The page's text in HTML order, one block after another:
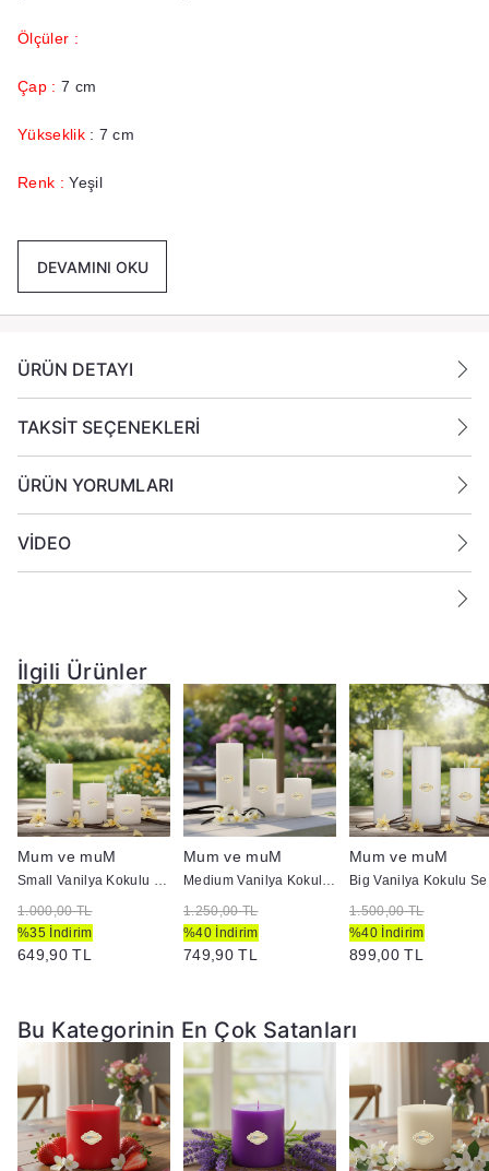
Ölçüler :
Çap : 7 cm
Yükseklik: 7 cm
Renk : Yeşil
Yanma Süresi:20+ Saat
Ek Bilgiler:
DEVAMINI OKU
ÜRÜN DETAYI
TAKSİT SEÇENEKLERİ
ÜRÜN YORUMLARI
VİDEO
İlgili Ürünler
Mum ve muM
Small Vanilya Kokulu Set Mum Çap 7 cm Beyaz
1.000,00 TL
%35 İndirim
649,90 TL
Mum ve muM
Medium Vanilya Kokulu Set Mum Çap 7 cm Beyaz
1.250,00 TL
%40 İndirim
749,90 TL
Mum ve muM
1.500,00 TL
%40 İndirim
899,00 TL
Bu Kategorinin En Çok Satanları